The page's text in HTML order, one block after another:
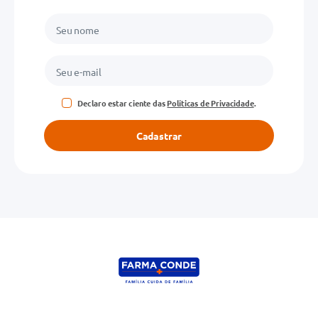
Declaro estar ciente dasPolíticas de Privacidade.
Cadastrar